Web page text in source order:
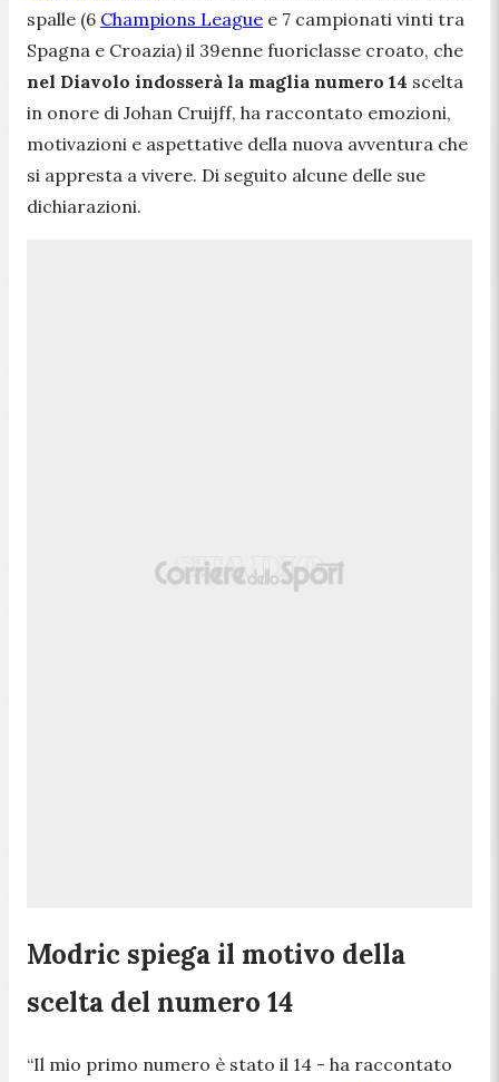
spalle (6 Champions League e 7 campionati vinti tra
Spagna e Croazia) il 39enne fuoriclasse croato, che
nel Diavolo indosserà la maglia numero 14 scelta
in onore di Johan Cruijff, ha raccontato emozioni,
motivazioni e aspettative della nuova avventura che
si appresta a vivere. Di seguito alcune delle sue
dichiarazioni.
Modric spiega il motivo della
scelta del numero 14
“Il mio primo numero è stato il 14 - ha raccontato